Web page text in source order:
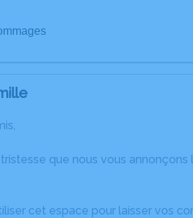
tristesse que nous vous
cet espace pour laisser vos